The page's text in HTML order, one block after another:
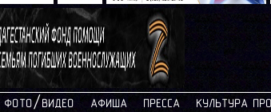
ФОТО/ВИДЕО АФИША ПРЕССА КУЛЬТУРА